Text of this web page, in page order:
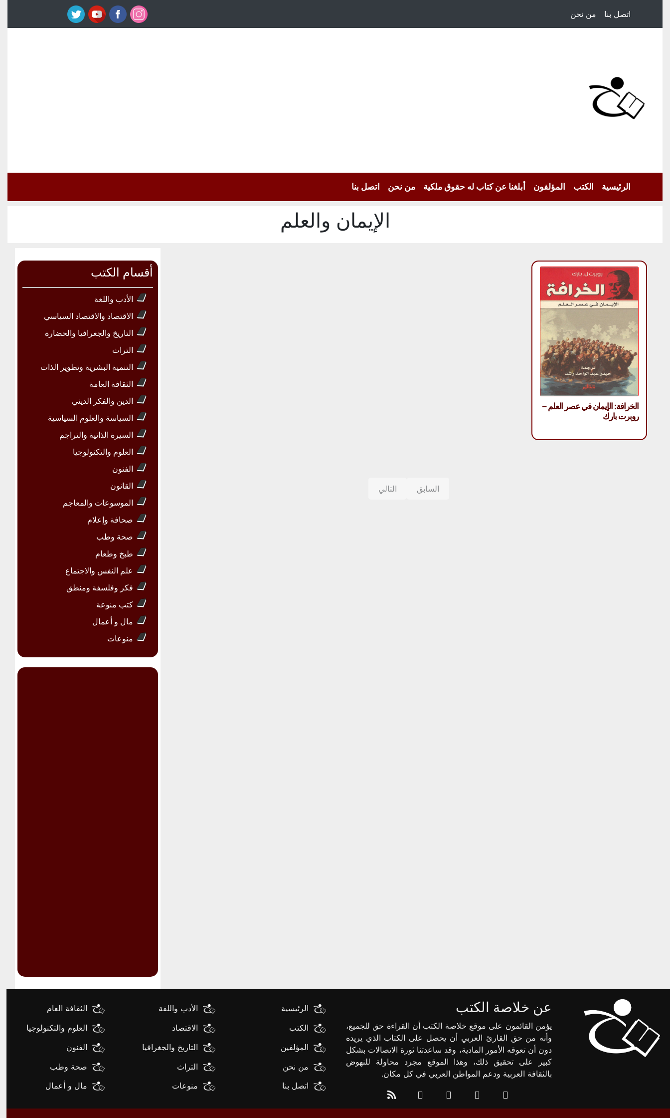
اتصل بنا من نحن
الرئيسية الكتب المؤلفون أبلغنا عن كتاب له حقوق ملكية من نحن اتصل بنا
الإيمان والعلم
الخرافة: الإيمان في عصر العلم –
روبرت بارك
السابق التالي
أقسام الكتب
الأدب واللغة
الاقتصاد والاقتصاد السياسي
التاريخ والجغرافيا والحضارة
التراث
التنمية البشرية وتطوير الذات
الثقافة العامة
الدين والفكر الديني
السياسة والعلوم السياسية
السيرة الذاتية والتراجم
العلوم والتكنولوجيا
الفنون
القانون
الموسوعات والمعاجم
صحافة وإعلام
صحة وطب
طبخ وطعام
علم النفس والاجتماع
فكر وفلسفة ومنطق
كتب منوعة
مال و أعمال
منوعات
عن خلاصة الكتب
يؤمن القائمون على موقع خلاصة الكتب أن القراءة حق للجميع،
وأنه من حق القارئ العربي أن يحصل على الكتاب الذي يريده
دون أن تعوقه الأمور المادية، وقد ساعدتنا ثورة الاتصالات بشكل
كبير على تحقيق ذلك، وهذا الموقع مجرد محاولة للنهوض
بالثقافة العربية ودعم المواطن العربي في كل مكان.
الرئيسية
الكتب
المؤلفين
من نحن
اتصل بنا
الأدب واللفة
الاقتصاد
التاريخ والجغرافيا
التراث
منوعات
الثقافة العام
العلوم والتكنولوجيا
الفنون
صحة وطب
مال و أعمال